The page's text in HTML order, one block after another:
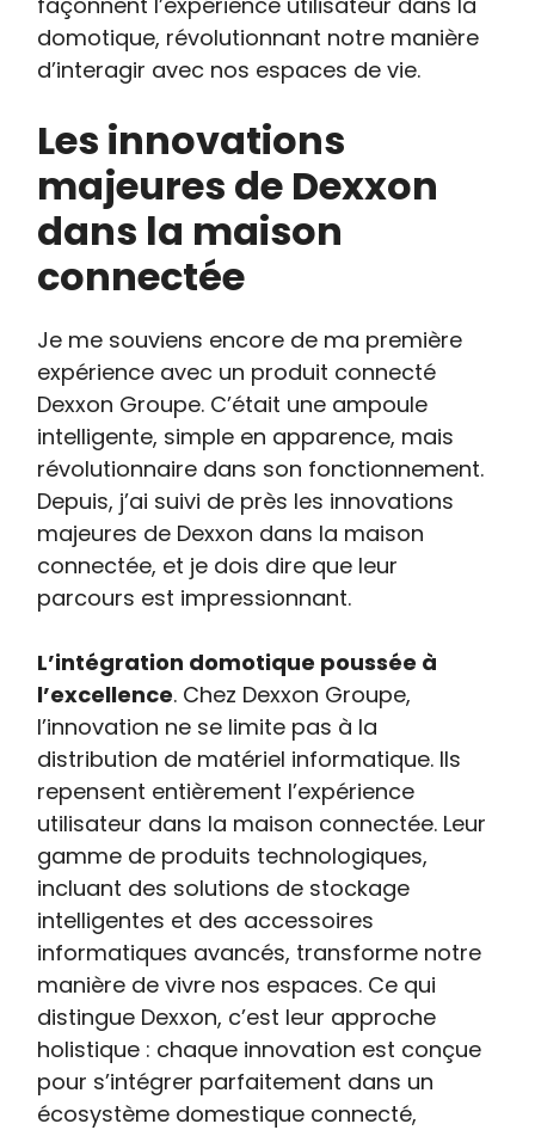
domotique, révolutionnant notre manière
d’interagir avec nos espaces de vie.
Les innovations
majeures de Dexxon
dans la maison
connectée
Je me souviens encore de ma première
expérience avec un produit connecté
Dexxon Groupe. C’était une ampoule
intelligente, simple en apparence, mais
révolutionnaire dans son fonctionnement.
Depuis, j’ai suivi de près les innovations
majeures de Dexxon dans la maison
connectée, et je dois dire que leur
parcours est impressionnant.
L’intégration domotique poussée à
l’excellence. Chez Dexxon Groupe,
l’innovation ne se limite pas à la
distribution de matériel informatique. Ils
repensent entièrement l’expérience
utilisateur dans la maison connectée. Leur
gamme de produits technologiques,
incluant des solutions de stockage
intelligentes et des accessoires
informatiques avancés, transforme notre
manière de vivre nos espaces. Ce qui
distingue Dexxon, c’est leur approche
holistique : chaque innovation est conçue
pour s’intégrer parfaitement dans un
écosystème domestique connecté,